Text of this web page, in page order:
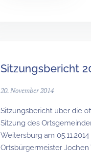
Sitzungsbericht
20. November 2014
Sitzungsbericht über die
Sitzung des
Weitersburg am 05.11.2014
Ortsbürgermeister